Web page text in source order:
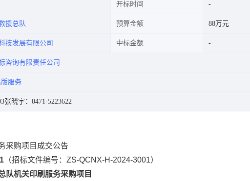
开标时间
援总队 预算金额 88万元
技发展有限公司 中标金额
咨询有限责任公司
服务
张晓宇：0471-5223622
采购项目成交公告
（招标文件编号：ZS-QCNX-H-2024-3001）
队机关印刷服务采购项目